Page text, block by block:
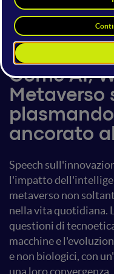
Book
Dario
Turismo o
Come AI,
Metaverso
ancorato
Speech
l'impatto
metaverso non
nella vita quotidiana.
questioni di
macchine e
e non biologici, con